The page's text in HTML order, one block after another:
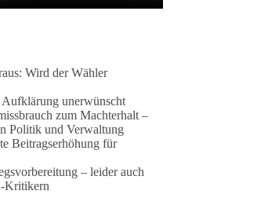
Wird der Wähler
Aufklärung unerwünscht
zum Machterhalt –
Politik und Verwaltung
Beitragserhöhung für
– leider auch
Kritikern